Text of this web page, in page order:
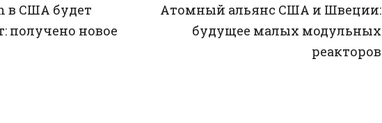
в США будет
получено новое
Атомный альянс США и Швеции:
будущее малых модульных
реакторов